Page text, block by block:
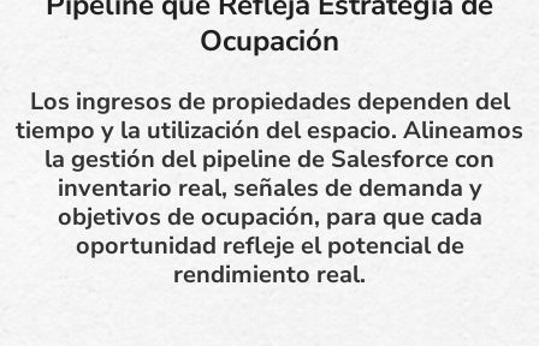
Ocupación
Los ingresos de propiedades dependen del
tiempo y la utilización del espacio. Alineamos
la gestión del pipeline de Salesforce con
inventario real, señales de demanda y
objetivos de ocupación, para que cada
oportunidad refleje el potencial de
rendimiento real.